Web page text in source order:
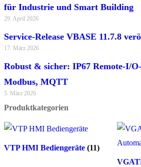
für Industrie und Smart Building
29. April 2026
Service-Release VBASE 11.7.8
17. März 2026
Robust & sicher: IP67 Remote-I/
Modbus, MQTT
5. März 2026
Produktkategorien
VTP HMI Bediengeräte (11)